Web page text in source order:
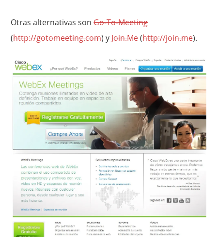
Otras alternativas sonGo-To-Meeting
(http://gotomeeting.com) yJoin.Me(http://join.me).